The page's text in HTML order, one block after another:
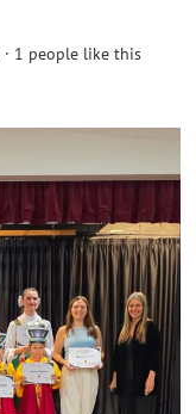
· 1 people like this